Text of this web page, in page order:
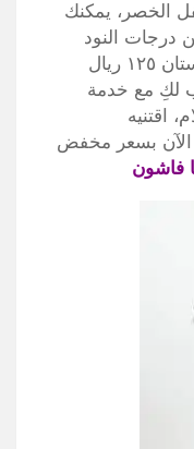
الخصر، يمكنك
درجات النود
لإطلالة عصرية مميزة، سعر الفستان ١٢٥ ريال
لكِ مع خدمة
اقتنيه
الآن بسعر مخفض
فاشون